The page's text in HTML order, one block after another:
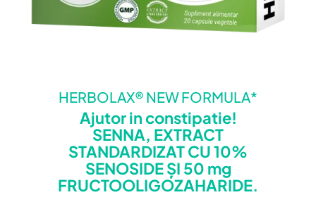
HERBOLAX® NEW FORMULA*
Ajutor in constipatie!
SENNA, EXTRACT
STANDARDIZAT CU 10%
SENOSIDE ȘI 50 mg
FRUCTOOLIGOZAHARIDE.